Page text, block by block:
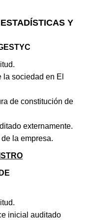
Y
sociedad en El
de constitución de
externamente.
la empresa.
inicial auditado